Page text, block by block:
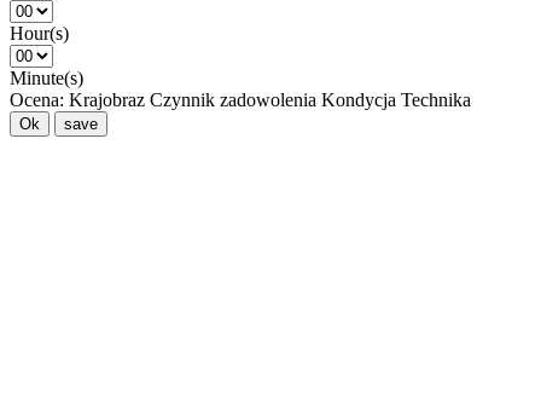
Hour(s)
Minute(s)
Ocena: Krajobraz Czynnik zadowolenia Kondycja Technika
Ok save